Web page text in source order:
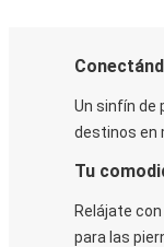
Un sinfín de
destinos en
Tu
Relájate
para las